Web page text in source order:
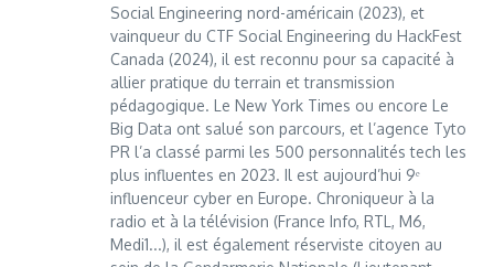
Social Engineering nord-américain (2023), et
vainqueur du CTF Social Engineering du HackFest
Canada (2024), il est reconnu pour sa capacité à
allier pratique du terrain et transmission
pédagogique. Le New York Times ou encore Le
Big Data ont salué son parcours, et l’agence Tyto
PR l’a classé parmi les 500 personnalités tech les
plus influentes en 2023. Il est aujourd’hui 9ᵉ
influenceur cyber en Europe. Chroniqueur à la
radio et à la télévision (France Info, RTL, M6,
Medi1...), il est également réserviste citoyen au